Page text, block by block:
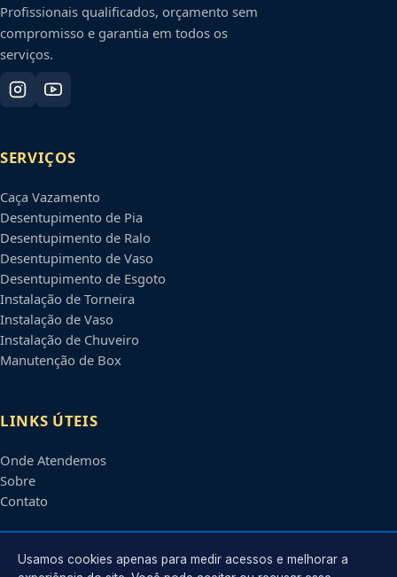
Profissionais qualificados, orçamento sem
compromisso e garantia em todos os
serviços.
SERVIÇOS
Caça Vazamento
Desentupimento de Pia
Desentupimento de Ralo
Desentupimento de Vaso
Desentupimento de Esgoto
Instalação de Torneira
Instalação de Vaso
Instalação de Chuveiro
Manutenção de Box
LINKS ÚTEIS
Onde Atendemos
Sobre
Contato
CONTATO
Usamos cookies apenas para medir acessos e melhorar a